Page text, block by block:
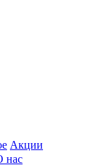
Акции
нас